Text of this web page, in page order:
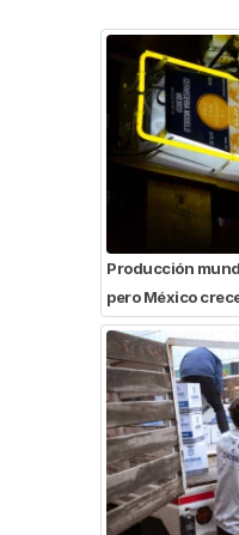
Producción
pero México